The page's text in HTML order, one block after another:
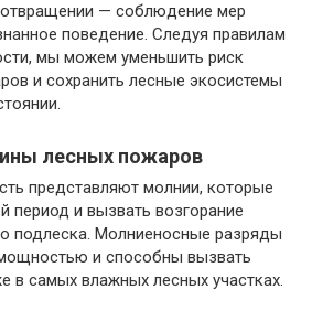
— соблюдение мер
поведение. Следуя правилам
мы можем уменьшить риск
и сохранить лесные экосистемы
лесных пожаров
представляют молнии, которые
период и вызвать возгорание
подлеска. Молниеносные разряды
и способны вызвать
в самых влажных лесных участках.